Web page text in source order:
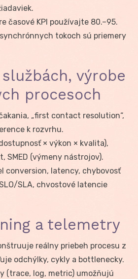
časové KPI používajte 80.–95.
tokoch sú priemery
výrobe
procesoch
„first contact resolution“,
k rozvrhu.
× výkon × kvalita),
SMED (výmeny nástrojov).
conversion, latency, chybovosť
SLA, chvostové latencie
a telemetry
reálny priebeh procesu z
odchýlky, cykly a bottlenecky.
(trace, log, metric) umožňujú